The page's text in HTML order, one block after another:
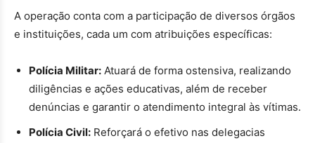
A operação conta com a participação de diversos órgãos
e instituições, cada um com atribuições específicas:
Polícia Militar: Atuará de forma ostensiva, realizando
diligências e ações educativas, além de receber
denúncias e garantir o atendimento integral às vítimas.
Polícia Civil: Reforçará o efetivo nas delegacias